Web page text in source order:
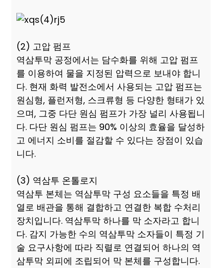
(2) 고압 펌프
역삼투막 공정에서는 담수화를 위해 고압 펌프
를 이용하여 물을 지정된 압력으로 보내야 합니
다. 현재 화력 발전소에서 사용되는 고압 펌프는
원심형, 플런저형, 스크류형 등 다양한 형태가 있
으며, 그중 다단 원심 펌프가 가장 널리 사용됩니
다. 다단 원심 펌프는 90% 이상의 효율을 달성하
고 에너지 소비를 절감할 수 있다는 장점이 있습
니다.
(3) 역삼투 온톨로지
역삼투 본체는 역삼투막 구성 요소들을 특정 배
열로 배관을 통해 결합하고 연결한 복합 수처리
장치입니다. 역삼투막 하나를 막 소자라고 합니
다. 감지 가능한 수의 역삼투막 소자들이 특정 기
술 요구사항에 따라 직렬로 연결되어 하나의 역
삼투막 외피에 조립되어 막 본체를 구성합니다.